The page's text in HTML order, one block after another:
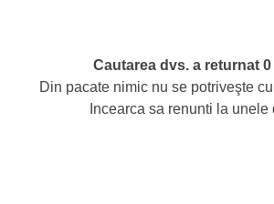
Cautarea dvs. a returnat
Din pacate nimic nu se potriveşte
Incearca sa renunti la unele